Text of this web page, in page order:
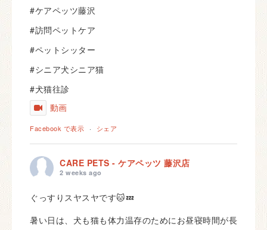
#ケアペッツ藤沢
#訪問ペットケア
#ペットシッター
#シニア犬シニア猫
#犬猫往診
動画
Facebook で表示 · シェア
CARE PETS - ケアペッツ 藤沢店
2 weeks ago
ぐっすりスヤスヤです🐱💤
暑い日は、犬も猫も体力温存のためにお昼寝時間が長